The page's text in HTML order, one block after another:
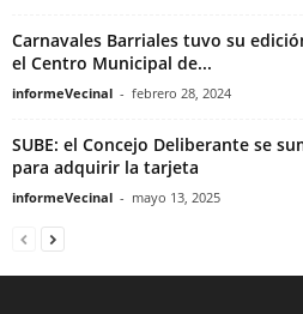
Carnavales Barriales tuvo su
el Centro Municipal de...
informeVecinal - febrero 28, 2024
SUBE: el Concejo Deliberante se
para adquirir la tarjeta
informeVecinal - mayo 13, 2025